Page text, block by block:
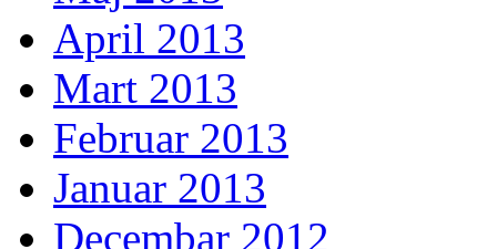
April 2013
Mart 2013
Februar 2013
Januar 2013
Decembar 2012